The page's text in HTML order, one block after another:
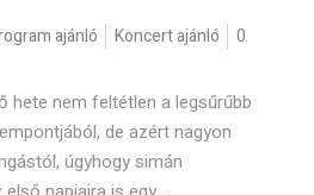
ajánló Koncert ajánló
0
hete nem feltétlen a legsűrűbb
de azért nagyon
úgyhogy simán